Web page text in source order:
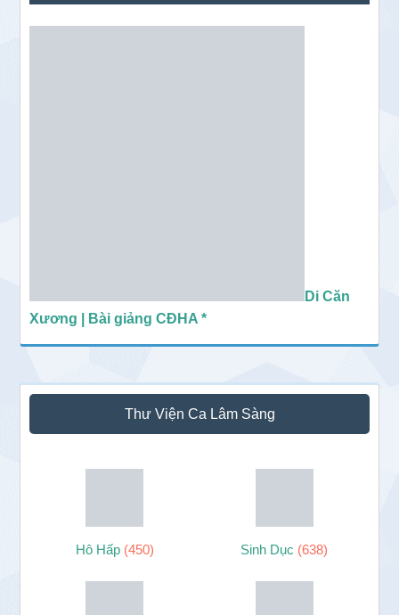
Di Căn
Xương | Bài giảng CĐHA *
Thư Viện Ca Lâm Sàng
Hô Hấp (450) Sinh Dục (638)